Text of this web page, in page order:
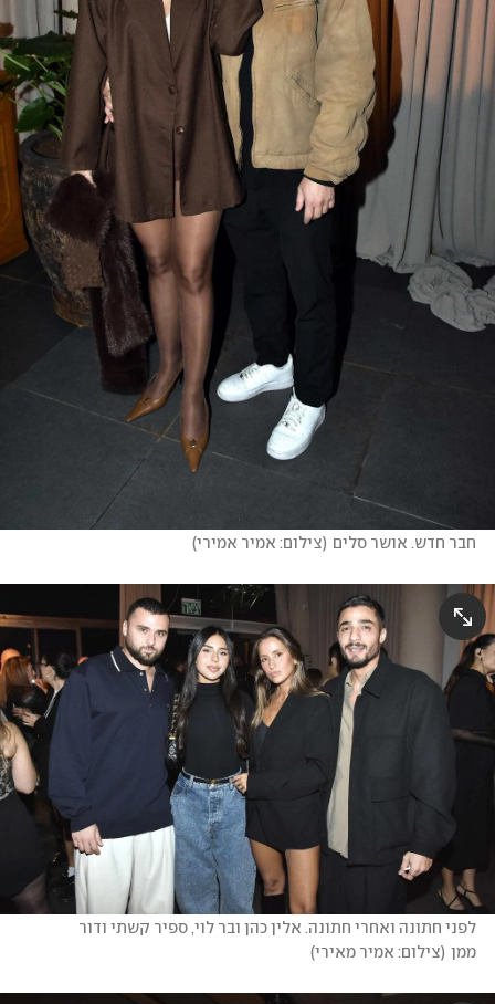
חבר חדש. אושר סלים (צילום: אמיר אמירי)
ממן (צילום: אמיר מאירי)